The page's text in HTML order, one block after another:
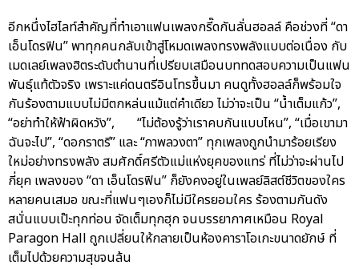
อีกหนึ่งไฮไลท์สำคัญที่ทำเอาแฟนเพลงกรี๊ดกันลั่นฮอลล์ คือช่วงที่ “ดา
เอ็นโดรฟิน” พาทุกคนกลับเข้าสู่โหมดเพลงทรงพลังแบบต่อเนื่อง กับ
เมดเลย์เพลงฮิตระดับตำนานที่เปรียบเสมือนบททดสอบความเป็นแฟน
พันธุ์แท้ตัวจริง เพราะแค่ดนตรีอินโทรขึ้นมา คนดูทั้งฮอลล์ก็พร้อมใจ
กันร้องตามแบบไม่มีตกหล่นแม้แต่คำเดียว ไม่ว่าจะเป็น “น้ำเต็มแก้ว”,
“อย่าทำให้ฟ้าผิดหวัง”, “ไม่ต้องรู้ว่าเราคบกันแบบไหน”, “เมื่อเขามา
ฉันจะไป”, “ดอกราตรี” และ “ภาพลวงตา” ทุกเพลงถูกนำมาร้อยเรียง
ใหม่อย่างทรงพลัง สมศักดิ์ศรีตัวแม่แห่งยุคของแทร่ ที่ไม่ว่าจะผ่านไป
กี่ยุค เพลงของ “ดา เอ็นโดรฟิน” ก็ยังคงอยู่ในเพลย์ลิสต์ชีวิตของใคร
หลายคนเสมอ ขณะที่แฟนๆเองก็ไม่มีใครยอมใคร ร้องตามกันดัง
สนั่นแบบเป๊ะทุกท่อน จัดเต็มทุกฮุก จนบรรยากาศเหมือน Royal
Paragon Hall ถูกเปลี่ยนให้กลายเป็นห้องคาราโอเกะขนาดยักษ์ ที่
เต็มไปด้วยความสุขจนล้น